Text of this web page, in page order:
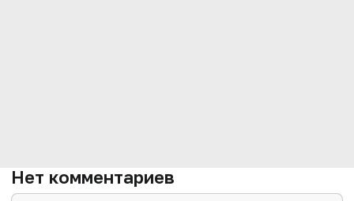
Нет комментариев